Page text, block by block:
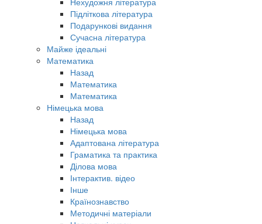
Підліткова література
Подарункові видання
Сучасна література
Майже ідеальні
Математика
Назад
Математика
Математика
Німецька мова
Назад
Німецька мова
Адаптована література
Граматика та практика
Ділова мова
Інтерактив. відео
Інше
Країнознавство
Методичні матеріали